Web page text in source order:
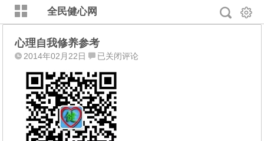
全民健心网
心理自我修养参考
2014年02月22日
心
自
我
修
养
参
已关闭评论